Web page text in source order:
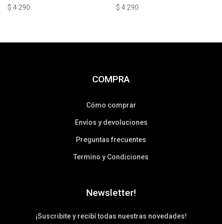
$ 4.290 $ 4.290
COMPRA
Cómo comprar
Envíos y devoluciones
Preguntas frecuentes
Termino y Condiciones
Newsletter!
¡Suscribite y recibí todas nuestras novedades!